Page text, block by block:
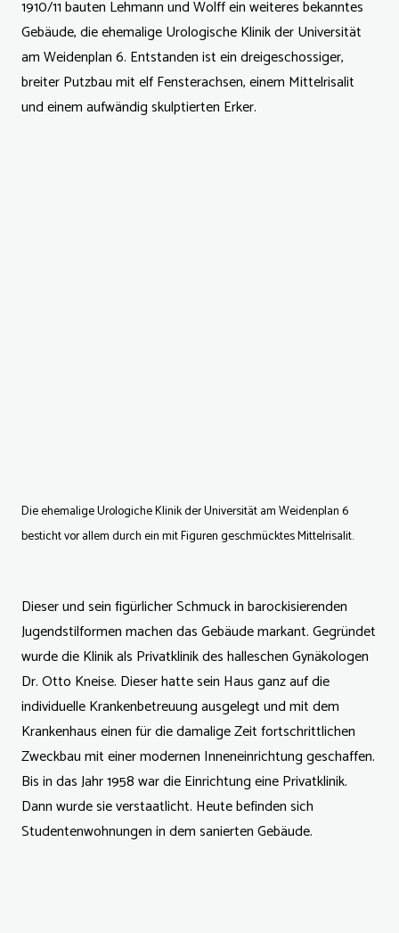
1910/11 bauten Lehmann und Wolff ein weiteres bekanntes
Gebäude, die ehemalige Urologische Klinik der Universität
am Weidenplan 6. Entstanden ist ein dreigeschossiger,
breiter Putzbau mit elf Fensterachsen, einem Mittelrisalit
und einem aufwändig skulptierten Erker.
Die ehemalige Urologiche Klinik der Universität am Weidenplan 6
besticht vor allem durch ein mit Figuren geschmücktes Mittelrisalit.
Dieser und sein figürlicher Schmuck in barockisierenden
Jugendstilformen machen das Gebäude markant. Gegründet
wurde die Klinik als Privatklinik des halleschen Gynäkologen
Dr. Otto Kneise. Dieser hatte sein Haus ganz auf die
individuelle Krankenbetreuung ausgelegt und mit dem
Krankenhaus einen für die damalige Zeit fortschrittlichen
Zweckbau mit einer modernen Inneneinrichtung geschaffen.
Bis in das Jahr 1958 war die Einrichtung eine Privatklinik.
Dann wurde sie verstaatlicht. Heute befinden sich
Studentenwohnungen in dem sanierten Gebäude.